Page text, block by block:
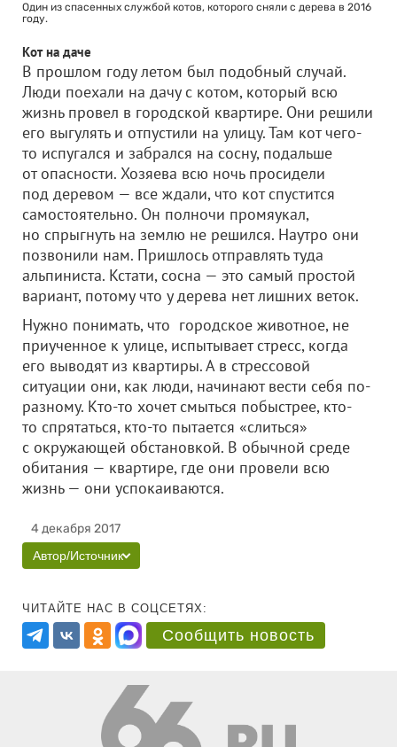
Один из спасенных службой котов, которого сняли с дерева в 2016
году.
Кот на даче
В прошлом году летом был подобный случай.
Люди поехали на дачу с котом, который всю
жизнь провел в городской квартире. Они решили
его выгулять и отпустили на улицу. Там кот чего-
то испугался и забрался на сосну, подальше
от опасности. Хозяева всю ночь просидели
под деревом — все ждали, что кот спустится
самостоятельно. Он полночи промяукал,
но спрыгнуть на землю не решился. Наутро они
позвонили нам. Пришлось отправлять туда
альпиниста. Кстати, сосна — это самый простой
вариант, потому что у дерева нет лишних веток.
Нужно понимать, что городское животное, не
приученное к улице, испытывает стресс, когда
его выводят из квартиры. А в стрессовой
ситуации они, как люди, начинают вести себя по-
разному. Кто-то хочет смыться побыстрее, кто-
то спрятаться, кто-то пытается «слиться»
с окружающей обстановкой. В обычной среде
обитания — квартире, где они провели всю
жизнь — они успокаиваются.
4 декабря 2017
Автор/Источник
ЧИТАЙТЕ НАС В СОЦСЕТЯХ:
Сообщить новость